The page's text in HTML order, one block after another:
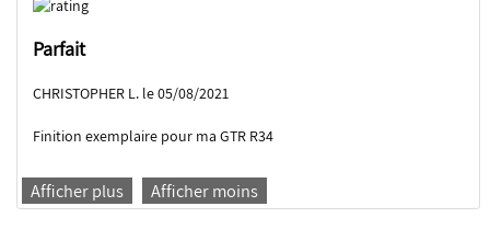
Parfait
CHRISTOPHER L. le 05/08/2021
Finition exemplaire pour ma GTR R34
Afficher plus Afficher moins